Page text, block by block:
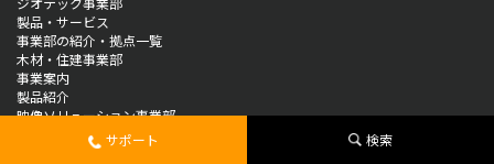
製品・サービス
事業部の紹介・拠点一覧
木材・住建事業部
事業案内
製品紹介
映像ソリューション事業部
ソリューション
サポート 検索